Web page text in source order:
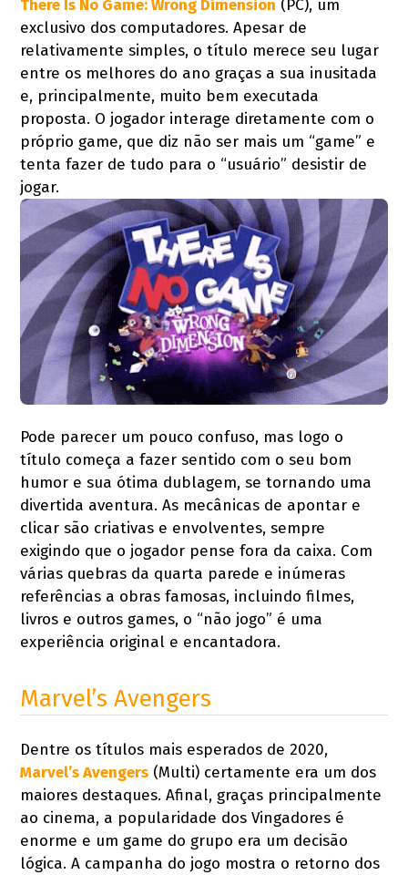
There Is No Game: Wrong Dimension (PC), um
exclusivo dos computadores. Apesar de
relativamente simples, o título merece seu lugar
entre os melhores do ano graças a sua inusitada
e, principalmente, muito bem executada
proposta. O jogador interage diretamente com o
próprio game, que diz não ser mais um “game” e
tenta fazer de tudo para o “usuário” desistir de
jogar.
Pode parecer um pouco confuso, mas logo o
título começa a fazer sentido com o seu bom
humor e sua ótima dublagem, se tornando uma
divertida aventura. As mecânicas de apontar e
clicar são criativas e envolventes, sempre
exigindo que o jogador pense fora da caixa. Com
várias quebras da quarta parede e inúmeras
referências a obras famosas, incluindo filmes,
livros e outros games, o “não jogo” é uma
experiência original e encantadora.
Marvel’s Avengers
Dentre os títulos mais esperados de 2020,
Marvel’s Avengers (Multi) certamente era um dos
maiores destaques. Afinal, graças principalmente
ao cinema, a popularidade dos Vingadores é
enorme e um game do grupo era um decisão
lógica. A campanha do jogo mostra o retorno dos